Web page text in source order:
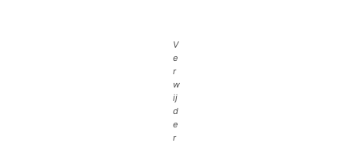
V
e
r
w
ij
d
e
r